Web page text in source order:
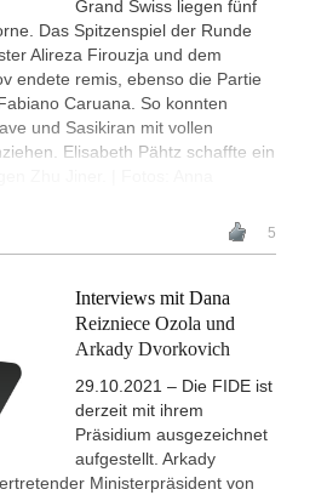
Grand Swiss liegen fünf
Das Spitzenspiel der Runde
Alireza Firouzja und dem
endete remis, ebenso die Partie
Caruana. So konnten
und Sasikiran mit vollen
Elisabeth Pähtz schaffte ein
5
Interviews mit Dana
Reizniece Ozola und
Arkady Dvorkovich
29.10.2021 – Die FIDE ist
derzeit mit ihrem
Präsidium ausgezeichnet
aufgestellt. Arkady
Ministerpräsident von